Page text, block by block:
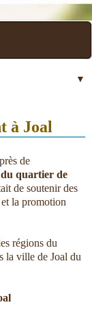
▼
à Joal
de
du quartier de
de soutenir des
la promotion
régions du
la ville de Joal du